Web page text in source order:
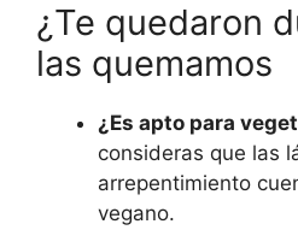
¿Te quedaron
las quemamos
¿Es apto para
consideras que las
arrepentimiento
vegano.